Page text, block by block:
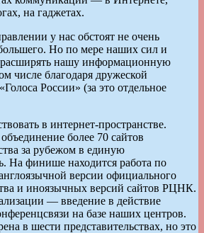
на гаджетах.
у нас обстоят не очень
Но по мере наших сил и
расширять нашу информационную
числе благодаря дружеской
России» (за это отдельное
в интернет-пространстве.
более 70 сайтов
за рубежом в единую
На финише находится работа по
версии официального
и иноязычных версий сайтов РЦНК.
— введение в действие
на базе наших центров.
в шести представительствах, но это